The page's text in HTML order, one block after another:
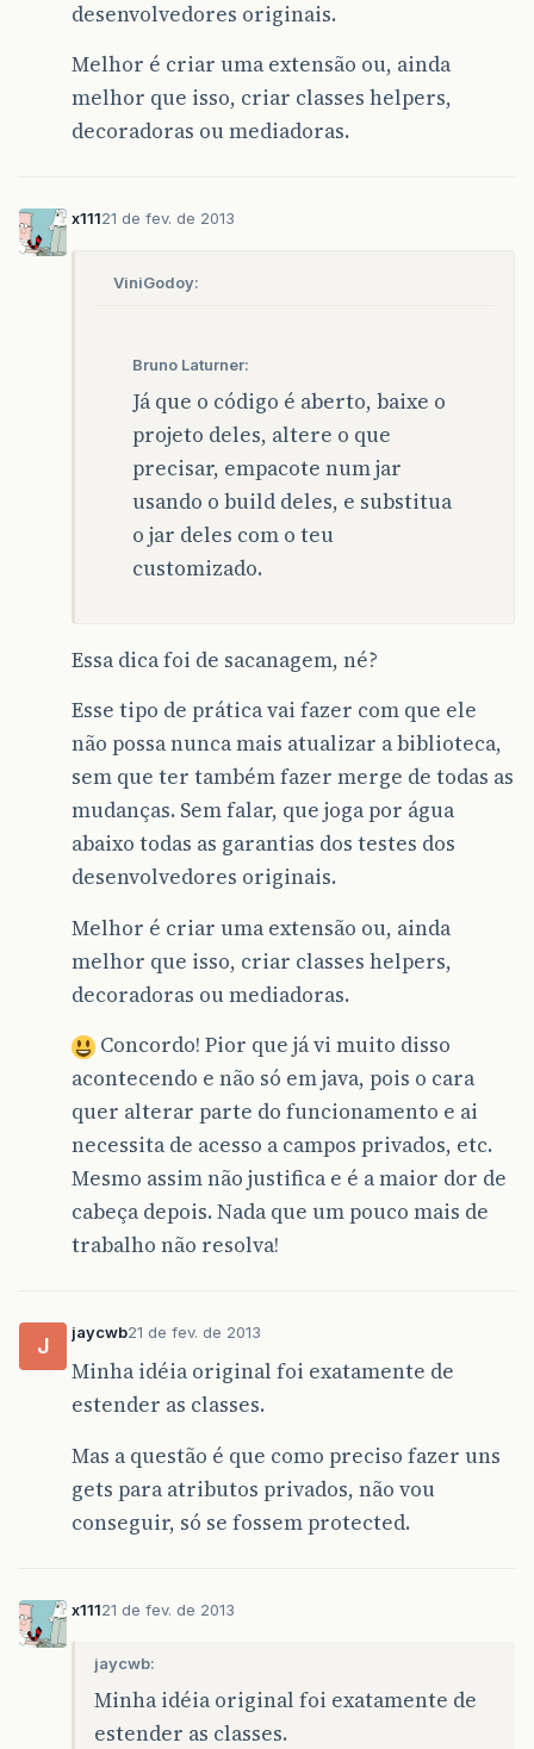
desenvolvedores originais.
Melhor é criar uma extensão ou, ainda
melhor que isso, criar classes helpers,
decoradoras ou mediadoras.
x11121 de fev. de 2013
ViniGodoy:
Bruno Laturner:
Já que o código é aberto, baixe o
projeto deles, altere o que
precisar, empacote num jar
usando o build deles, e substitua
o jar deles com o teu
customizado.
Essa dica foi de sacanagem, né?
Esse tipo de prática vai fazer com que ele
não possa nunca mais atualizar a biblioteca,
sem que ter também fazer merge de todas as
mudanças. Sem falar, que joga por água
abaixo todas as garantias dos testes dos
desenvolvedores originais.
Melhor é criar uma extensão ou, ainda
melhor que isso, criar classes helpers,
decoradoras ou mediadoras.
Concordo! Pior que já vi muito disso
acontecendo e não só em java, pois o cara
quer alterar parte do funcionamento e ai
necessita de acesso a campos privados, etc.
Mesmo assim não justifica e é a maior dor de
cabeça depois. Nada que um pouco mais de
trabalho não resolva!
J
jaycwb21 de fev. de 2013
Minha idéia original foi exatamente de
estender as classes.
Mas a questão é que como preciso fazer uns
gets para atributos privados, não vou
conseguir, só se fossem protected.
x11121 de fev. de 2013
jaycwb:
Minha idéia original foi exatamente de
estender as classes.